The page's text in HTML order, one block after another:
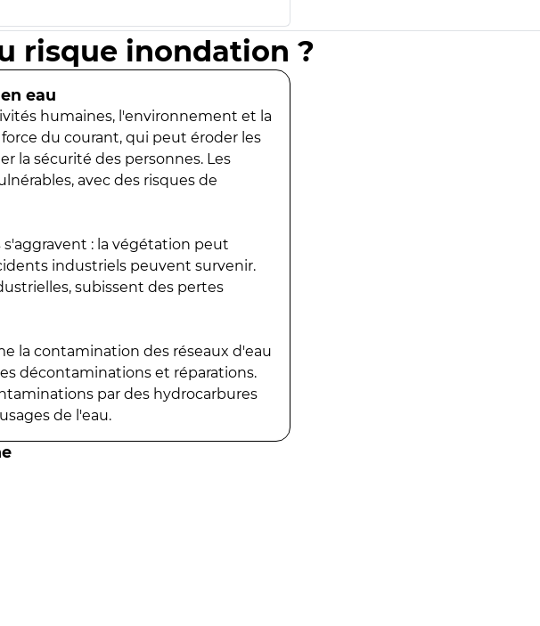
risque inondation ?
eau
humaines, l'environnement et la
du courant, qui peut éroder les
la sécurité des personnes. Les
avec des risques de
: la végétation peut
industriels peuvent survenir.
subissent des pertes
la contamination des réseaux d'eau
décontaminations et réparations.
par des hydrocarbures
de l'eau.